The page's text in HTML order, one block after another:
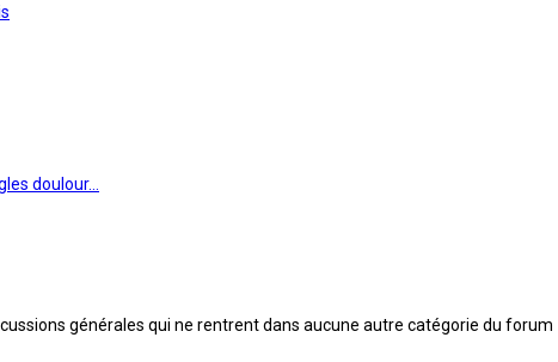
doulour…
générales qui ne rentrent dans aucune autre catégorie du forum